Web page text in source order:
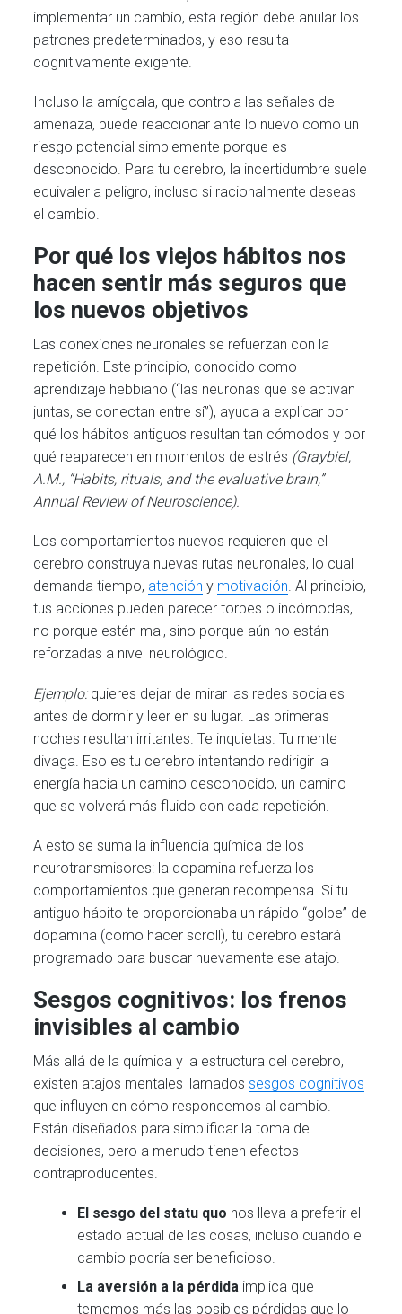
implementar un cambio, esta región debe anular los
patrones predeterminados, y eso resulta
cognitivamente exigente.
Incluso la amígdala, que controla las señales de
amenaza, puede reaccionar ante lo nuevo como un
riesgo potencial simplemente porque es
desconocido. Para tu cerebro, la incertidumbre suele
equivaler a peligro, incluso si racionalmente deseas
el cambio.
Por qué los viejos hábitos nos
hacen sentir más seguros que
los nuevos objetivos
Las conexiones neuronales se refuerzan con la
repetición. Este principio, conocido como
aprendizaje hebbiano (“las neuronas que se activan
juntas, se conectan entre sí”), ayuda a explicar por
qué los hábitos antiguos resultan tan cómodos y por
qué reaparecen en momentos de estrés (Graybiel,
A.M., “Habits, rituals, and the evaluative brain,”
Annual Review of Neuroscience).
Los comportamientos nuevos requieren que el
cerebro construya nuevas rutas neuronales, lo cual
demanda tiempo, atención y motivación. Al principio,
tus acciones pueden parecer torpes o incómodas,
no porque estén mal, sino porque aún no están
reforzadas a nivel neurológico.
Ejemplo:quieres dejar de mirar las redes sociales
antes de dormir y leer en su lugar. Las primeras
noches resultan irritantes. Te inquietas. Tu mente
divaga. Eso es tu cerebro intentando redirigir la
energía hacia un camino desconocido, un camino
que se volverá más fluido con cada repetición.
A esto se suma la influencia química de los
neurotransmisores: la dopamina refuerza los
comportamientos que generan recompensa. Si tu
antiguo hábito te proporcionaba un rápido “golpe” de
dopamina (como hacer scroll), tu cerebro estará
programado para buscar nuevamente ese atajo.
Sesgos cognitivos: los frenos
invisibles al cambio
Más allá de la química y la estructura del cerebro,
existen atajos mentales llamadossesgos cognitivos
que influyen en cómo respondemos al cambio.
Están diseñados para simplificar la toma de
decisiones, pero a menudo tienen efectos
contraproducentes.
El sesgo del statu quo nos lleva a preferir el
estado actual de las cosas, incluso cuando el
cambio podría ser beneficioso.
La aversión a la pérdida implica que
tememos más las posibles pérdidas que lo